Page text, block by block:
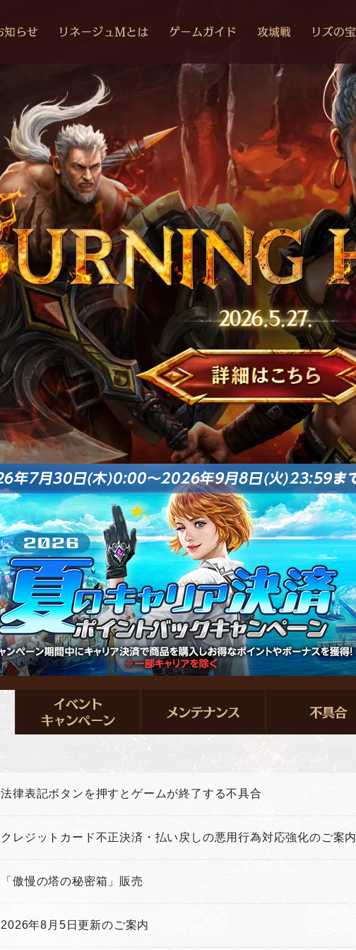
法律表記ボタンを押すとゲームが終了する不具合
クレジットカード不正決済・払い戻しの悪用行為対応強化のご案内
「傲慢の塔の秘密箱」販売
2026年8月5日更新のご案内